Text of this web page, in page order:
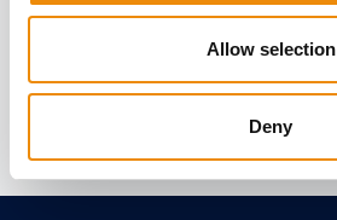
Allow selection
Deny